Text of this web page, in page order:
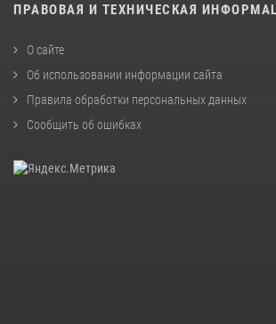
ПРАВОВАЯ И ТЕХНИЧЕСКАЯ
О сайте
Об использовании информации сайта
Правила обработки персональных данных
Сообщить об ошибках